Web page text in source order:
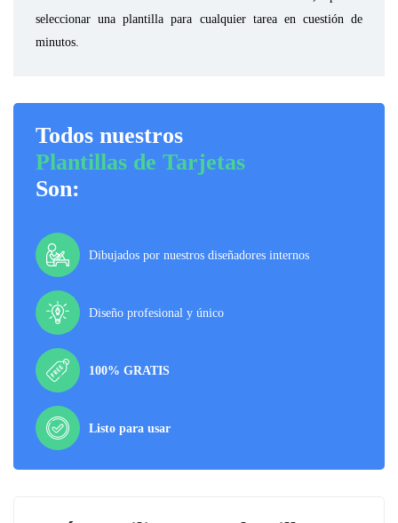
seleccionar una plantilla para cualquier tarea en cuestión de
minutos.
Todos nuestros
Plantillas de Tarjetas
Son:
Dibujados por nuestros diseñadores internos
Diseño profesional y único
100% GRATIS
Listo para usar